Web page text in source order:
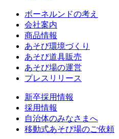
ボーネルンドの考え
会社案内
商品情報
あそび環境づくり
あそび道具販売
あそび場の運営
プレスリリース
新卒採用情報
採用情報
自治体のみなさまへ
移動式あそび場のご依頼